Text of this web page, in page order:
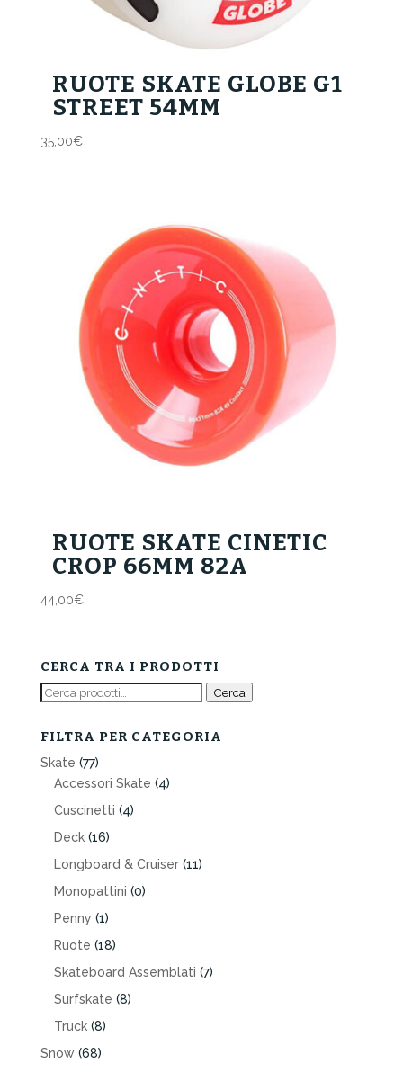
RUOTE SKATE GLOBE G1
STREET 54MM
35,00€
RUOTE SKATE CINETIC
CROP 66MM 82A
44,00€
CERCA TRA I PRODOTTI
Cerca: Cerca
FILTRA PER CATEGORIA
Skate (77)
Accessori Skate (4)
Cuscinetti (4)
Deck (16)
Longboard & Cruiser (11)
Monopattini (0)
Penny (1)
Ruote (18)
Skateboard Assemblati (7)
Surfskate (8)
Truck (8)
Snow (68)